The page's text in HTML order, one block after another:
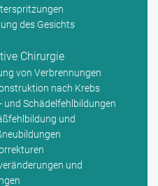
des Gesichts
Chirurgie
von Verbrennungen
nach Krebs
und Schädelfehlbildungen
und
und